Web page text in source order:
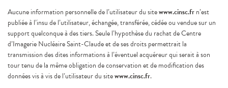
Aucune information personnelle de l’utilisateur du sitewww.cinsc.frn’est
publiée à l’insu de l’utilisateur, échangée, transférée, cédée ou vendue sur un
support quelconque à des tiers. Seule l’hypothèse du rachat de Centre
d’Imagerie Nucléaire Saint-Claude et de ses droits permettrait la
transmission des dites informations à l’éventuel acquéreur qui serait à son
tour tenu de la même obligation de conservation et de modification des
données vis à vis de l’utilisateur du sitewww.cinsc.fr.